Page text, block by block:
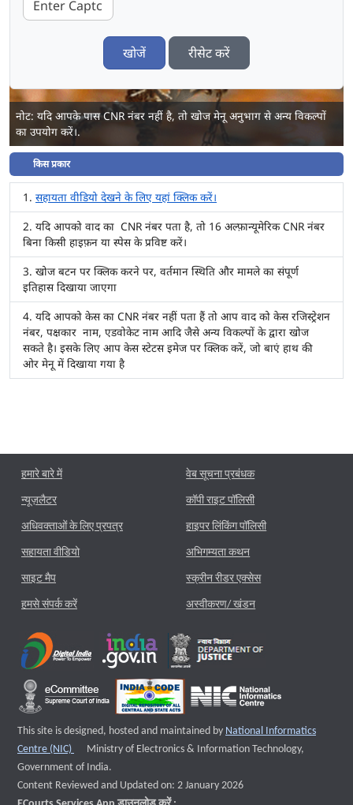
खोजें रीसेट करें
नोट: यदि आपके पास CNR नंबर नहीं है, तो खोज मेनू अनुभाग से अन्य विकल्पों
का उपयोग करें।.
किस प्रकार
सहायता वीडियो देखने के लिए यहां क्लिक करें।
यदि आपको वाद का CNR नंबर पता है, तो 16 अल्फ़ान्यूमेरिक CNR नंबर
बिना किसी हाइफ़न या स्पेस के प्रविष्ट करें।
खोज बटन पर क्लिक करने पर, वर्तमान स्थिति और मामले का संपूर्ण
इतिहास दिखाया जाएगा
यदि आपको केस का CNR नंबर नहीं पता हैं तो आप वाद को केस रजिस्ट्रेशन
नंबर, पक्षकार नाम, एडवोकेट नाम आदि जैसे अन्य विकल्पों के द्वारा खोज
सकते है। इसके लिए आप केस स्टेटस इमेज पर क्लिक करें, जो बाएं हाथ की
ओर मेनू में दिखाया गया है
हमारे बारे में
न्यूज़लैटर
अधिवक्ताओं के लिए प्रपत्र
सहायता वीडियो
साइट मैप
हमसे संपर्क करें
वेब सूचना प्रबंधक
कॉपी राइट पॉलिसी
हाइपर लिंकिंग पॉलिसी
अभिगम्यता कथन
स्क्रीन रीडर एक्सेस
अस्वीकरण/ खंडन
This site is designed, hosted and maintained by National Informatics
Centre (NIC)
External website that opens a new window
Ministry of Electronics & Information Technology,
Government of India.
Content Reviewed and Updated on: 2 January 2026